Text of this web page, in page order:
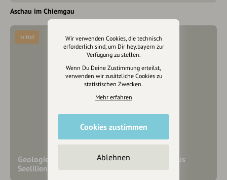
Aschau im Chiemgau
Geologie erleben um Aschau: Ein Berggipfel aus
Seelilien
mittel
Wir verwenden Cookies, die technisch
erforderlich sind, um Dir hey.bayern zur
Verfügung zu stellen.
Wenn Du Deine Zustimmung erteilst,
verwenden wir zusätzliche Cookies zu
statistischen Zwecken.
Mehr erfahren
Cookies zustimmen
Ablehnen